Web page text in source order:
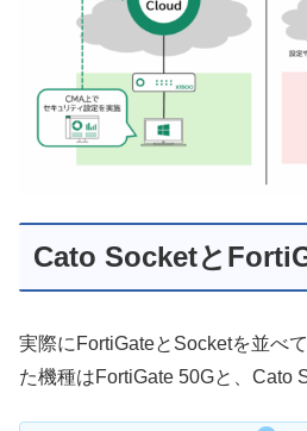
Cato Socketと
実際にFortiGateとSocketを並べ
た機種はFortiGate 50Gと、Cato